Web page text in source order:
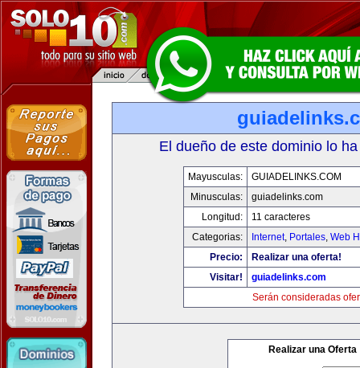
El dueño de este dominio lo
Mayusculas:
GUIADELINKS.COM
Minusculas:
guiadelinks.com
Longitud:
11 caracteres
Categorias:
Internet, Portales, Web
Precio:
Realizar una oferta!
Visitar!
guiadelinks.com
Serán consideradas
Realizar una Oferta